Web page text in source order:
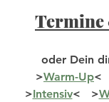
Termine
oder Dein
>Warm-Up<
>Intensiv<   >